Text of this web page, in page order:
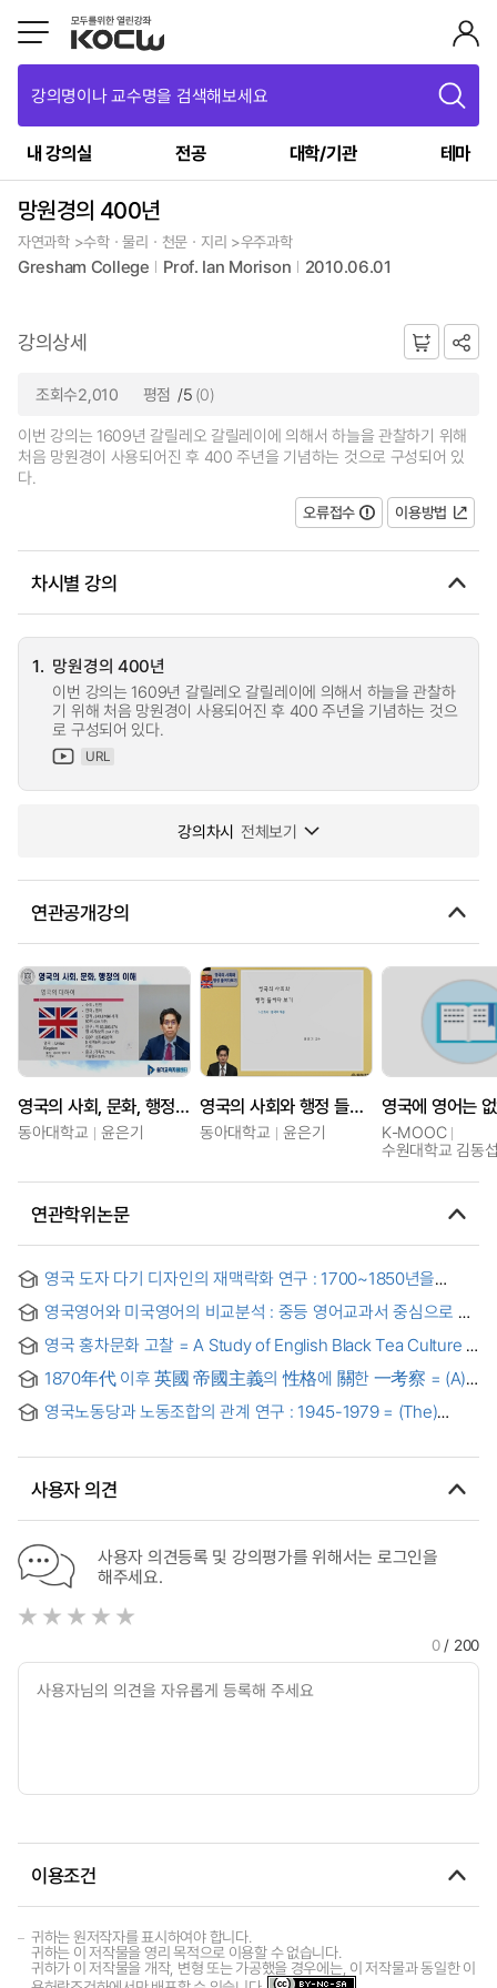
강의명이나 교수명을 검색해보세요
내 강의실 전공 대학/기관 테마
망원경의 400년
자연과학 >수학ㆍ물리ㆍ천문ㆍ지리 >우주과학
Gresham College Prof. Ian Morison 2010.06.01
강의상세
조회수2,010 평점 /5 (0)
이번 강의는 1609년 갈릴레오 갈릴레이에 의해서 하늘을 관찰하기 위해
처음 망원경이 사용되어진 후 400 주년을 기념하는 것으로 구성되어 있
다.
오류접수
이용방법
차시별 강의
1. 망원경의 400년
이번 강의는 1609년 갈릴레오 갈릴레이에 의해서 하늘을 관찰하
기 위해 처음 망원경이 사용되어진 후 400 주년을 기념하는 것으
로 구성되어 있다.
URL
강의차시 전체보기
연관공개강의
영국의 사회, 문화, 행정의 이해
동아대학교 윤은기
영국의 사회와 행정 들여다보기
동아대학교 윤은기
영국에 영어는
K-MOOC
수원대학교 김동
연관학위논문
영국 도자 다기 디자인의 재맥락화 연구 : 1700~1850년을
중심으로 = Recontextualization of British Ceramic Tea Set
Design: 1700-1850
영국영어와 미국영어의 비교분석 : 중등 영어교과서 중심으로 =
(A)comparative analysis of British and American English
영국 홍차문화 고찰 = A Study of English Black Tea Culture
1870年代 이후 英國 帝國主義의 性格에 關한 一考察 = (A)
Study on the Character of English Imperialism after 1870s
영국노동당과 노동조합의 관계 연구 : 1945-1979 = (The)
1945-1979
사용자 의견
사용자 의견등록 및 강의평가를 위해서는 로그인을
해주세요.
0/ 200
이용조건
귀하는 원저작자를 표시하여야 합니다.
귀하는 이 저작물을 영리 목적으로 이용할 수 없습니다.
귀하가 이 저작물을 개작, 변형 또는 가공했을 경우에는, 이 저작물과 동일한 이